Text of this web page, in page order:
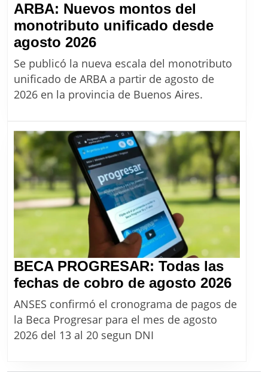
ARBA: Nuevos montos del
monotributo unificado desde
agosto 2026ARBA:
Nuevos
montos
del
desde
agosto
2026
Se publicó la nueva escala del monotributo
unificado de ARBA a partir de agosto de
2026 en la provincia de Buenos Aires.
BECA PROGRESAR: Todas las
fechas de cobro de agosto 2026
ANSES confirmó el cronograma de pagos de
la Beca Progresar para el mes de agosto
2026 del 13 al 20 segun DNI